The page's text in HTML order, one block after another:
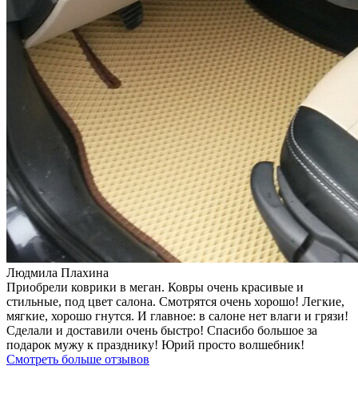
Людмила Плахина
Приобрели коврики в меган. Ковры очень красивые и
стильные, под цвет салона. Смотрятся очень хорошо! Легкие,
мягкие, хорошо гнутся. И главное: в салоне нет влаги и грязи!
Сделали и доставили очень быстро! Спасибо большое за
подарок мужу к празднику! Юрий просто волшебник!
Смотреть больше отзывов